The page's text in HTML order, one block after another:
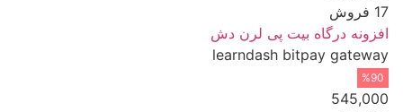
17 فروش
افزونه درگاه بیت پی لرن دش
learndash bitpay gateway
%90
545,000